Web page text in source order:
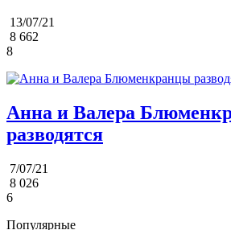
13/07/21
8 662
8
Анна и Валера
разводятся
7/07/21
8 026
6
Популярные